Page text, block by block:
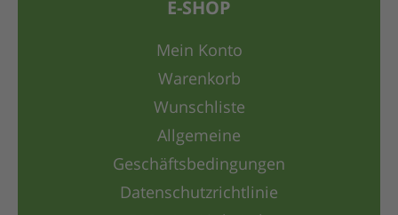
E-SHOP
Mein Konto
Warenkorb
Wunschliste
Allgemeine
Geschäftsbedingungen
Datenschutzrichtlinie